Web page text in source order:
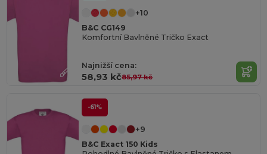
+10
B&C CG149
Komfortní Bavlněné Tričko Exact
Najnižší cena:
58,93 kč85,97 kč
-61%
+9
B&C Exact 150 Kids